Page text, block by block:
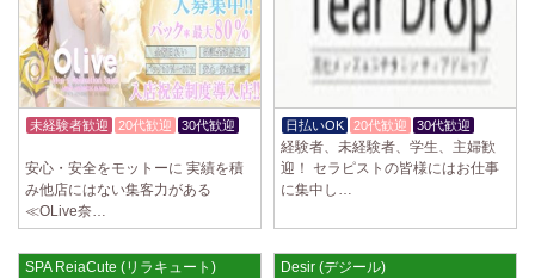
2025/03/29[川崎駅]
LIVSPA (リブスパ) 川崎ルーム
当店の募集は嘘偽り等なく、記載通りにしっかりお給料をお支払いさせ
ていただきます。 とても働きやすいお店作りを心がけております…
2025/03/29 [蒲田駅]
当店の募集は嘘偽り等なく、記載通りにしっかりお給料をお支払いさせ
ていただきます。 とても働きやすいお店作りを心がけております…
大人の隠れ家 恵比寿ルーム
未経験者歓迎 20代歓迎
30代歓迎
安心・安全をモットーに 実績を積
み他店にはない集客力がある
≪OLive奈…
日払いOK 20代歓迎 30代歓迎
経験者、未経験者、学生、主婦歓
迎！ セラピストの皆様にはお仕事
に集中し…
SPA ReiaCute (リラキュート) Desir (デジール)